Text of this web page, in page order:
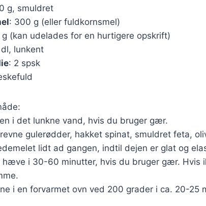
g, smuldret
: 300 g (eller fuldkornsmel)
g (kan udelades for en hurtigere opskrift)
lunkent
: 2 spsk
i det lunkne vand, hvis du bruger gær.
gulerødder, hakket spinat, smuldret feta,
lidt ad gangen, indtil dejen er glat og
hæve i 30-60 minutter, hvis du bruger gær. Hvis
i en forvarmet ovn ved 200 grader i ca. 20-25